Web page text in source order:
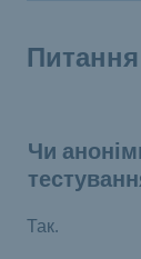
Питання
Чи
Так.